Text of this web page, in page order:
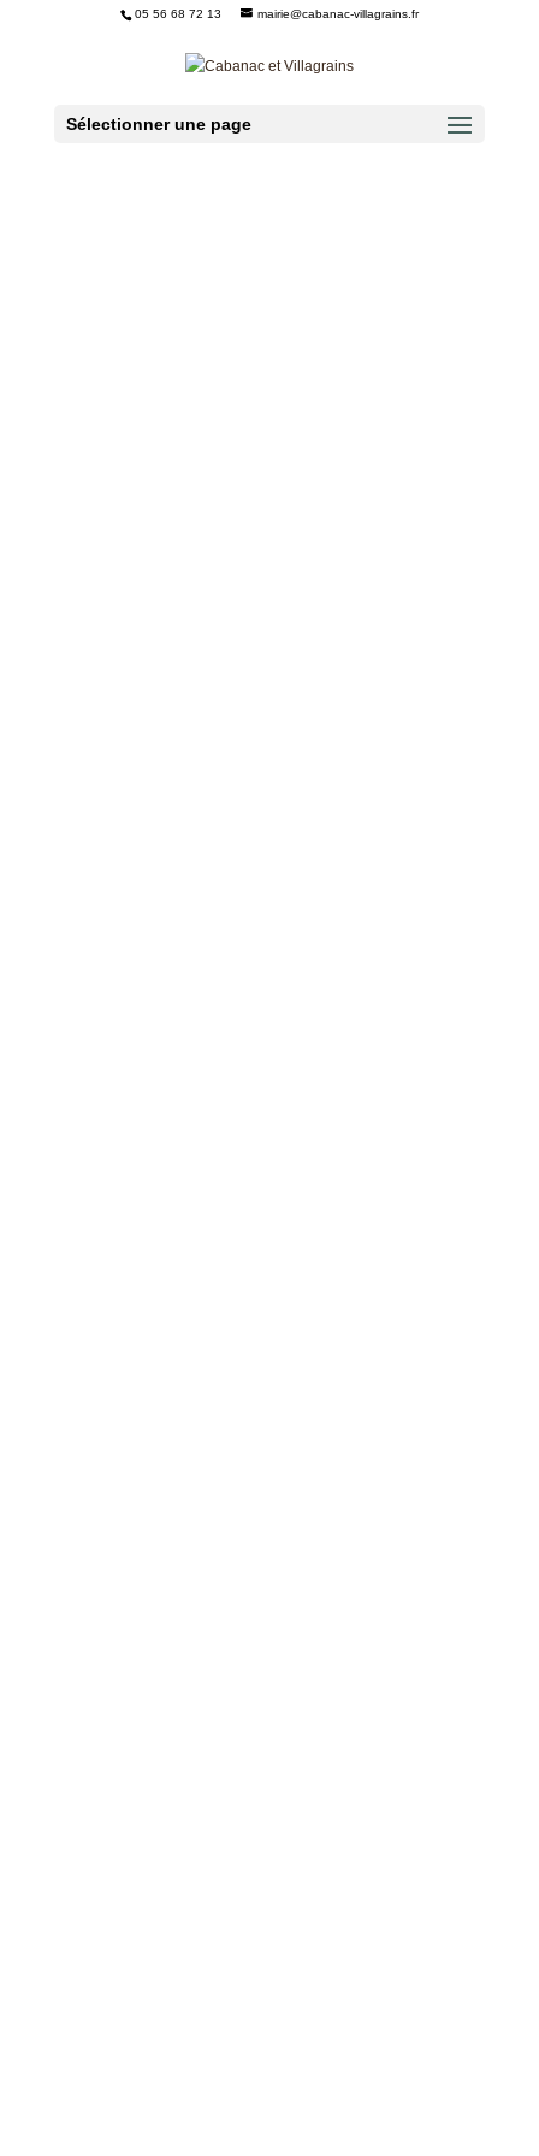
05 56 68 72 13 mairie@cabanac-villagrains.fr
Sélectionner une page